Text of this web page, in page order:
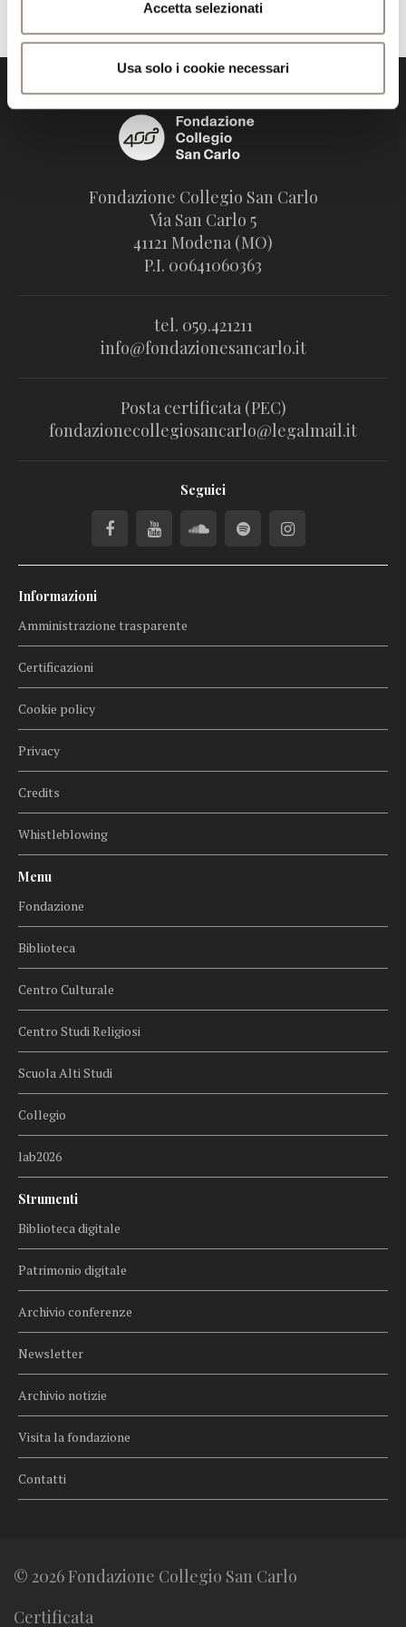
Accetta selezionati
Usa solo i cookie necessari
Fondazione Collegio San Carlo
Via San Carlo 5
41121 Modena (MO)
P.I. 00641060363
tel. 059.421211
info@fondazionesancarlo.it
Posta certificata (PEC)
fondazionecollegiosancarlo@legalmail.it
Seguici
Informazioni
Amministrazione trasparente
Certificazioni
Cookie policy
Privacy
Credits
Whistleblowing
Menu
Fondazione
Biblioteca
Centro Culturale
Centro Studi Religiosi
Scuola Alti Studi
Collegio
lab2026
Strumenti
Biblioteca digitale
Patrimonio digitale
Archivio conferenze
Newsletter
Archivio notizie
Visita la fondazione
Contatti
© 2026 Fondazione Collegio San Carlo
Certificata